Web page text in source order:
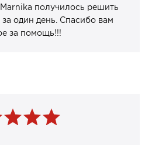
получилось решить
один день. Спасибо вам
за помощь!!!